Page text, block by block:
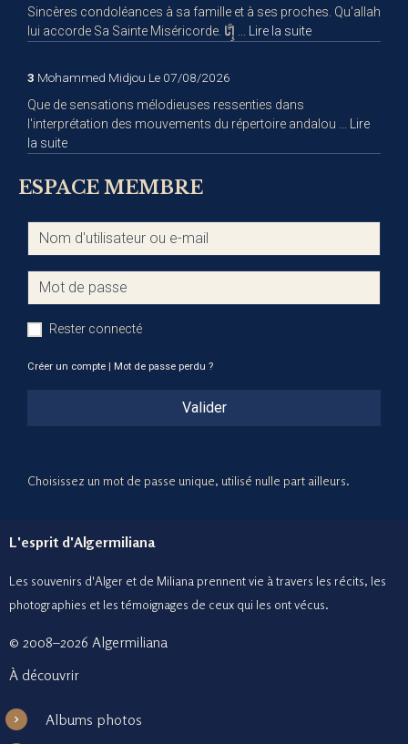
Sincères condoléances à sa famille et à ses proches. Qu'allah
Lire la suite
3 Mohammed Midjou Le 07/08/2026
Que de sensations mélodieuses ressenties dans
l'interprétation des mouvements du répertoire andalou ...
Lire
la suite
ESPACE MEMBRE
Rester connecté
Créer un compte Mot de passe perdu ?
Valider
Choisissez un mot de passe unique, utilisé nulle part ailleurs.
L'esprit d'Algermiliana
Les souvenirs d'Alger et de Miliana prennent vie à travers les récits, les
photographies et les témoignages de ceux qui les ont vécus.
© 2008–2026 Algermiliana
À découvrir
Albums photos